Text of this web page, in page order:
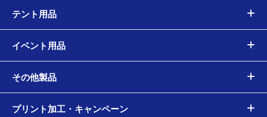
テント用品
イベント用品
その他製品
プリント加工・キャンペーン